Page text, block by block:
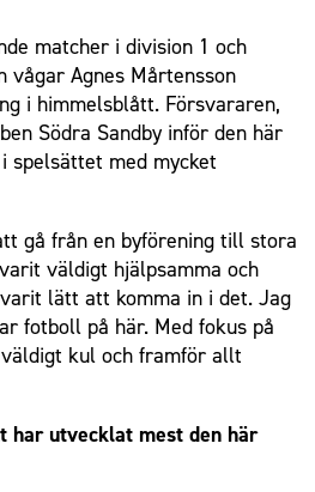
matcher i division 1 och
vågar Agnes Mårtensson
i himmelsblått. Försvararen,
Södra Sandby inför den här
spelsättet med mycket
gå från en byförening till stora
väldigt hjälpsamma och
lätt att komma in i det. Jag
fotboll på här. Med fokus på
kul och framför allt
har utvecklat mest den här